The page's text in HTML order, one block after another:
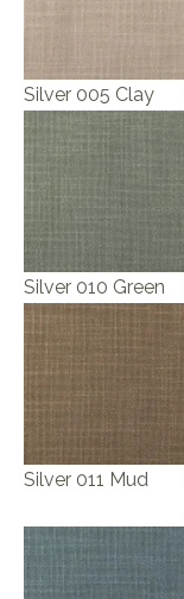
Silver 005 Clay
Silver 010 Green
Silver 011 Mud